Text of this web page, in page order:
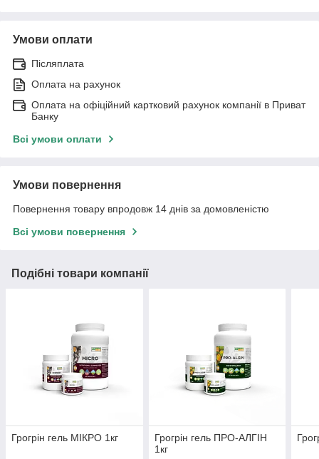
Умови оплати
Післяплата
Оплата на рахунок
Оплата на офіційний картковий рахунок компанії в Приват
Банку
Всі умови оплати
Умови повернення
Повернення товару впродовж 14 днів за домовленістю
Всі умови повернення
Подібні товари компанії
Грогрін гель МІКРО 1кг
Грогрін гель ПРО-АЛГІН
1кг